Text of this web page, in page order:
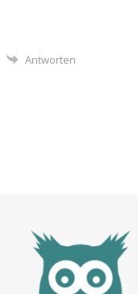
Antworten